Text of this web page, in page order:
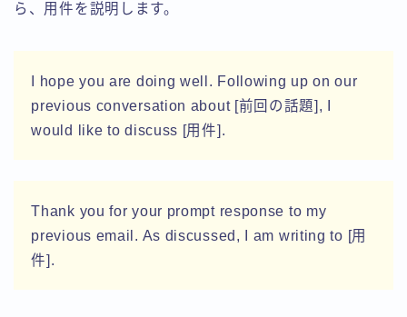
ら、用件を説明します。
I hope you are doing well. Following up on our
previous conversation about [前回の話題], I
would like to discuss [用件].
Thank you for your prompt response to my
previous email. As discussed, I am writing to [用
件].